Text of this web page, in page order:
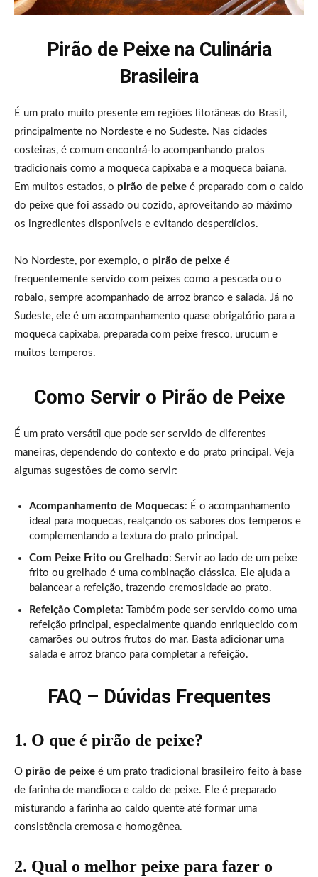
Pirão de Peixe na Culinária
Brasileira
É um prato muito presente em regiões litorâneas do Brasil,
principalmente no Nordeste e no Sudeste. Nas cidades
costeiras, é comum encontrá-lo acompanhando pratos
tradicionais como a moqueca capixaba e a moqueca baiana.
Em muitos estados, o pirão de peixe é preparado com o caldo
do peixe que foi assado ou cozido, aproveitando ao máximo
os ingredientes disponíveis e evitando desperdícios.
No Nordeste, por exemplo, o pirão de peixe é
frequentemente servido com peixes como a pescada ou o
robalo, sempre acompanhado de arroz branco e salada. Já no
Sudeste, ele é um acompanhamento quase obrigatório para a
moqueca capixaba, preparada com peixe fresco, urucum e
muitos temperos.
Como Servir o Pirão de Peixe
É um prato versátil que pode ser servido de diferentes
maneiras, dependendo do contexto e do prato principal. Veja
algumas sugestões de como servir:
Acompanhamento de Moquecas: É o acompanhamento
ideal para moquecas, realçando os sabores dos temperos e
complementando a textura do prato principal.
Com Peixe Frito ou Grelhado: Servir ao lado de um peixe
frito ou grelhado é uma combinação clássica. Ele ajuda a
balancear a refeição, trazendo cremosidade ao prato.
Refeição Completa: Também pode ser servido como uma
refeição principal, especialmente quando enriquecido com
camarões ou outros frutos do mar. Basta adicionar uma
salada e arroz branco para completar a refeição.
FAQ – Dúvidas Frequentes
1. O que é pirão de peixe?
O pirão de peixe é um prato tradicional brasileiro feito à base
de farinha de mandioca e caldo de peixe. Ele é preparado
misturando a farinha ao caldo quente até formar uma
consistência cremosa e homogênea.
2. Qual o melhor peixe para fazer o